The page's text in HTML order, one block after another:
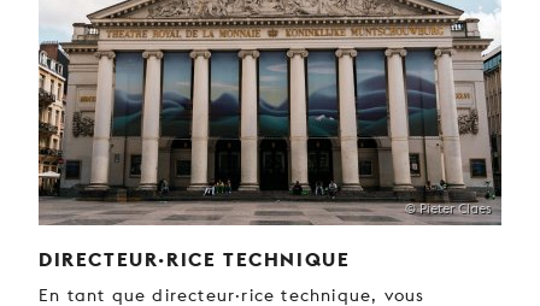
© Pieter Claes
DIRECTEUR·RICE TECHNIQUE
En tant que directeur·rice technique, vous